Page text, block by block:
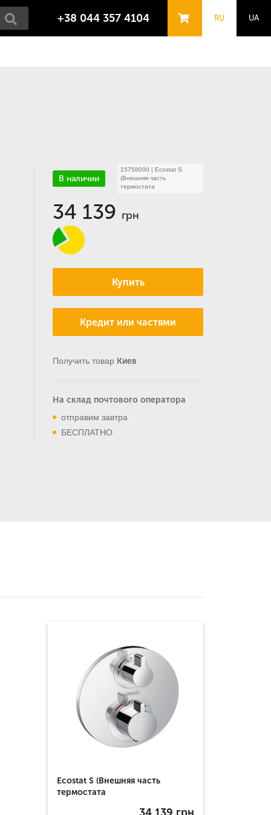
+38 044 357 4104 RU UA
В наличии
15758000 | Ecostat S
(Внешняя часть
термостата
34 139 грн
Купить
Кредит или частями
Получить товар Киев
На склад почтового оператора
отправим завтра
БЕСПЛАТНО
Ecostat S (Внешняя часть
термостата